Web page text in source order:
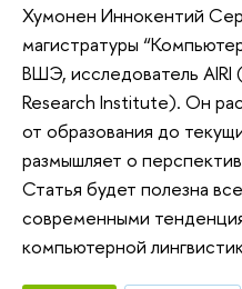
Хумонен Иннокентий
магистратуры
ВШЭ, исследователь
Research Institute). Он
от образования до
размышляет о
Статья будет полезна
современными
компьютерной